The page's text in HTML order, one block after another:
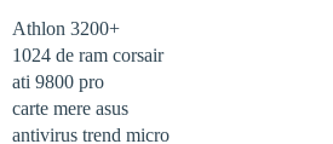
Athlon 3200+
1024 de ram corsair
ati 9800 pro
carte mere asus
antivirus trend micro